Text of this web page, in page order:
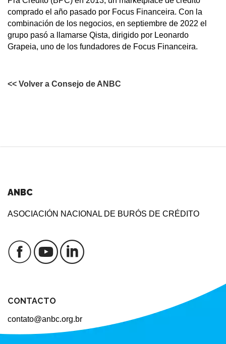
comprado el año pasado por Focus Financeira. Con la
combinación de los negocios, en septiembre de 2022 el
grupo pasó a llamarse Qista, dirigido por Leonardo
Grapeia, uno de los fundadores de Focus Financeira.
<< Volver a Consejo de ANBC
ANBC
ASOCIACIÓN NACIONAL DE BURÓS DE CRÉDITO
CONTACTO
contato@anbc.org.br